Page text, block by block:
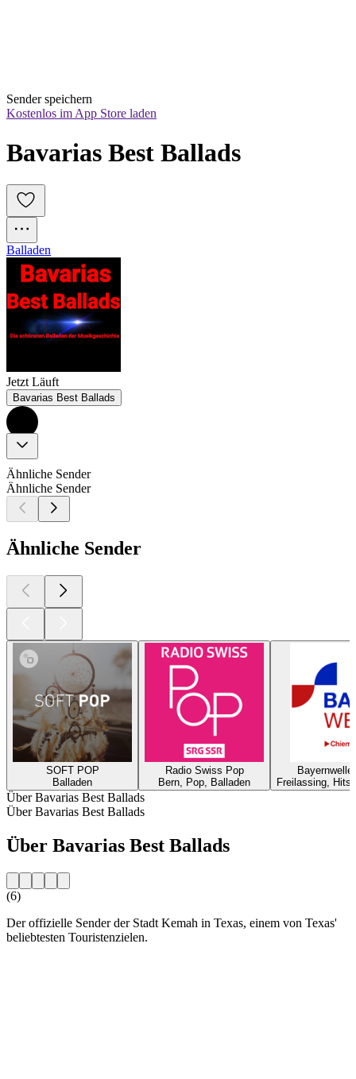
Sender speichern
Kostenlos im App Store laden
Bavarias Best Ballads
Balladen
Jetzt Läuft
Bavarias Best Ballads
Ähnliche Sender
Ähnliche Sender
Ähnliche Sender
SOFT POP
Balladen
Radio Swiss Pop
Bern, Pop, Balladen
Freilassing,
Über Bavarias Best Ballads
Über Bavarias Best Ballads
Über Bavarias Best Ballads
(6)
Der offizielle Sender der Stadt Kemah in Texas, einem von Texas'
beliebtesten Touristenzielen.